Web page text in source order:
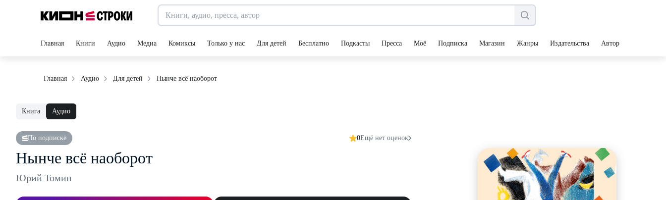
Главная Книги Аудио Медиа Комиксы Только у нас Для детей Бесплатно Подкасты Пресса Моё Подписка Магазин Жанры Издательства Авторы
Главная Аудио Для детей Нынче всё наоборот
Книга Аудио
По подписке 0Ещё нет оценок
Нынче всё наоборот
Юрий Томин